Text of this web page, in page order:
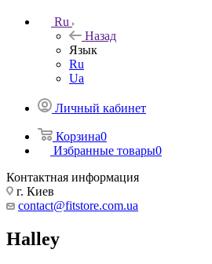
Ru
Назад
Язык
Ru
Ua
Личный кабинет
Корзина0
Избранные товары0
Контактная информация
г. Киев
contact@fitstore.com.ua
Halley